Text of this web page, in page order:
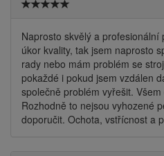
Naprosto skvělý a
úkor kvality, tak jsem naprosto
rady nebo mám problém se
pokaždé i pokud jsem vzdálen
společně problém vyřešit.
Rozhodně to nejsou vyhozené
doporučit. Ochota, vstřícnost a